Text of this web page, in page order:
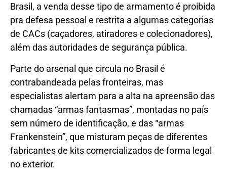
Brasil, a venda desse tipo de armamento é proibida
pra defesa pessoal e restrita a algumas categorias
de CACs (caçadores, atiradores e colecionadores),
além das autoridades de segurança pública.
Parte do arsenal que circula no Brasil é
contrabandeada pelas fronteiras, mas
especialistas alertam para a alta na apreensão das
chamadas “armas fantasmas”, montadas no país
sem número de identificação, e das “armas
Frankenstein”, que misturam peças de diferentes
fabricantes de kits comercializados de forma legal
no exterior.